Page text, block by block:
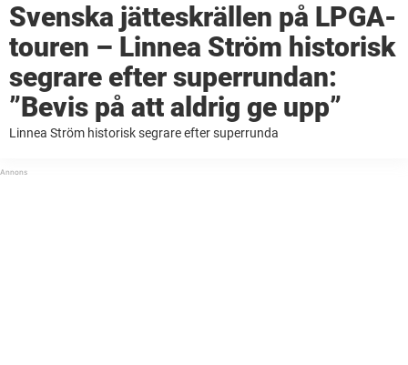
Svenska jätteskrällen på LPGA-
touren – Linnea Ström historisk
segrare efter superrundan:
”Bevis på att aldrig ge upp”
Linnea Ström historisk segrare efter superrunda